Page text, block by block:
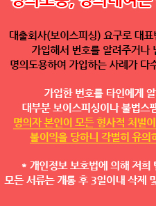
글보기
대표번호번호이동양식입니다.
안녕하세요.
대표번호 텔모아입니다.